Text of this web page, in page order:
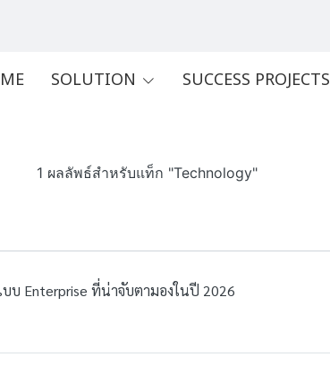
SOLUTION SUCCESS PROJECTS
1 ผลลัพธ์สำหรับแท็ก "Technology"
บ Enterprise ที่น่าจับตามองในปี 2026